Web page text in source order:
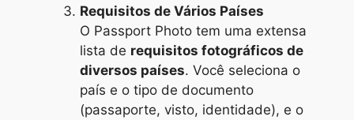
Requisitos de Vários Países
O Passport Photo tem uma extensa
lista de requisitos fotográficos de
diversos países. Você seleciona o
país e o tipo de documento
(passaporte, visto, identidade), e o